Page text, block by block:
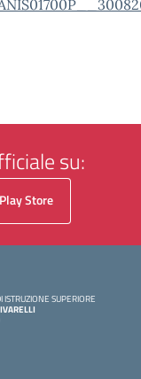
su:
Play Store
ISTRUZIONE SUPERIORE